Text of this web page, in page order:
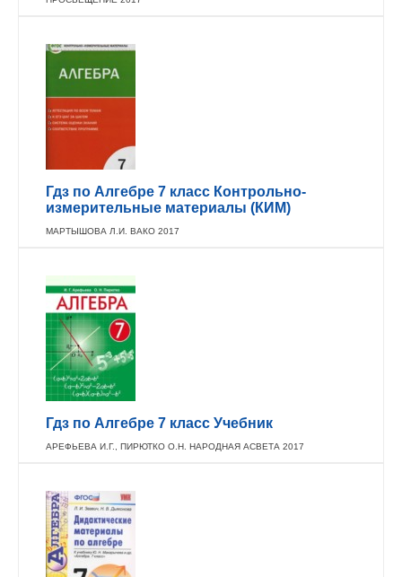
Гдз по Алгебре 7 класс Контрольно-
измерительные материалы (КИМ)
МАРТЫШОВА Л.И. ВАКО 2017
Гдз по Алгебре 7 класс Учебник
АРЕФЬЕВА И.Г., ПИРЮТКО О.Н. НАРОДНАЯ АСВЕТА 2017